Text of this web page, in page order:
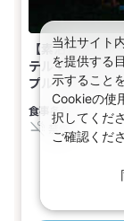
【素泊まり】
テルで別荘気分
プル・女子旅・
禁煙
当社サイト
を提供する
示すること
Cookieの使
択してくだ
ご確認くだ